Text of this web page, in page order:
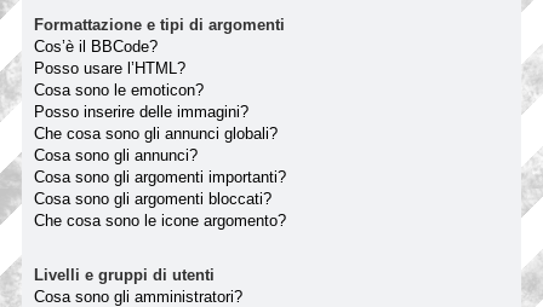
Formattazione e tipi di argomenti
Cos’è il BBCode?
Posso usare l’HTML?
Cosa sono le emoticon?
Posso inserire delle immagini?
Che cosa sono gli annunci globali?
Cosa sono gli annunci?
Cosa sono gli argomenti importanti?
Cosa sono gli argomenti bloccati?
Che cosa sono le icone argomento?
Livelli e gruppi di utenti
Cosa sono gli amministratori?